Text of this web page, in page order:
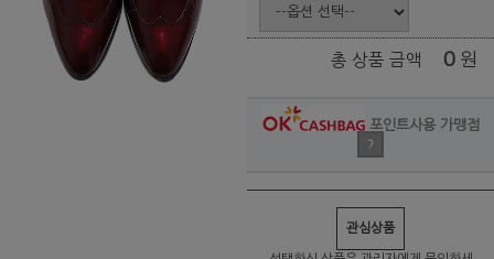
총 상품 금액 0 원
포인트사용 가맹점
?
관심상품